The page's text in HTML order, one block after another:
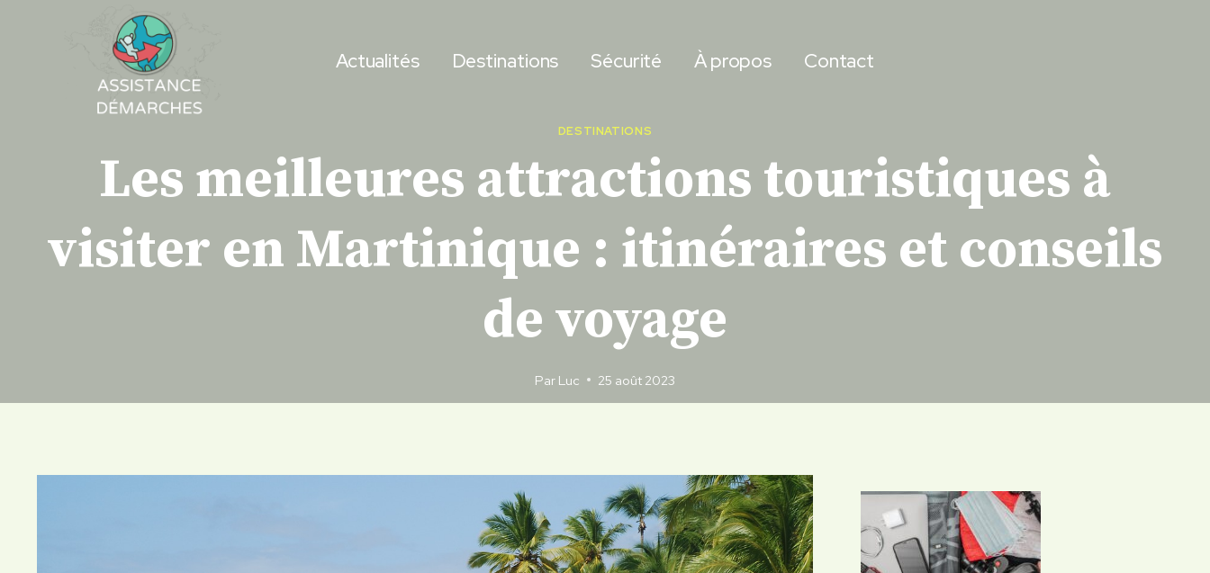
Actualités Destinations Sécurité À propos Contact
DESTINATIONS
Les meilleures attractions touristiques à
visiter en Martinique : itinéraires et conseils
de voyage
Par Luc 25 août 2023